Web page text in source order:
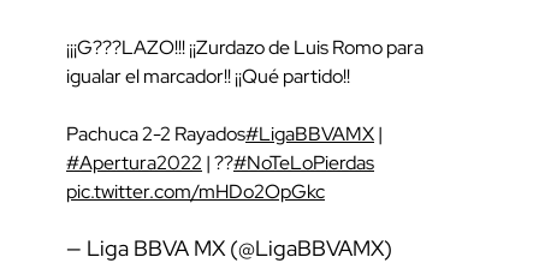
¡¡¡G???LAZO!!! ¡¡Zurdazo de Luis Romo para
igualar el marcador!! ¡¡Qué partido!!
Pachuca 2-2 Rayados#LigaBBVAMX|
#Apertura2022 | ??#NoTeLoPierdas
pic.twitter.com/mHDo2OpGkc
— Liga BBVA MX (@LigaBBVAMX)